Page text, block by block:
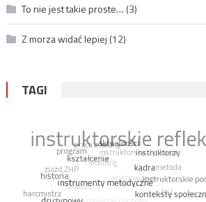
To nie jest takie proste… (3)
Z morza widać lepiej (12)
TAGI